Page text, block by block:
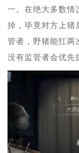
一。在绝大多数情
掉，毕竟对方上猪
管者，野猪能扛两
没有监管者会优先